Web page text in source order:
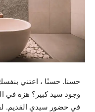
حسنا. حسنًا ، اعتني
وجود سيد كبير؟ هزة في
في حضور سيدي القديم.